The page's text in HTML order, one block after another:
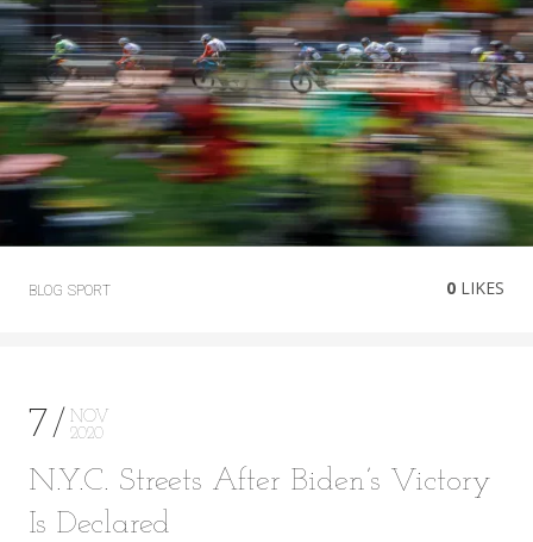
BLOG SPORT 0 LIKES
7
NOV
2020
N.Y.C. Streets After Biden’s Victory
Is Declared